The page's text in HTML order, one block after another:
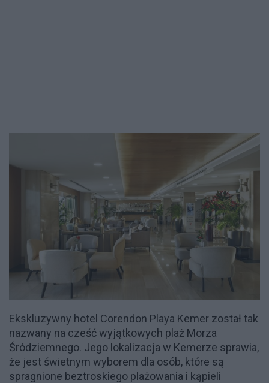
Ekskluzywny hotel Corendon Playa Kemer został tak
nazwany na cześć wyjątkowych plaż Morza
Śródziemnego. Jego lokalizacja w Kemerze sprawia,
że jest świetnym wyborem dla osób, które są
spragnione beztroskiego plażowania i kąpieli